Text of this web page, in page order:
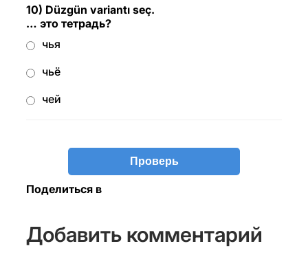
10) Düzgün variantı seç.
… это тетрадь?
чья
чьё
чей
Поделиться в
Добавить комментарий